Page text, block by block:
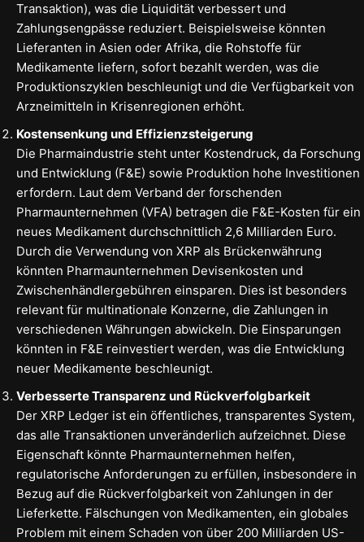
Transaktion), was die Liquidität verbessert und
Zahlungsengpässe reduziert. Beispielsweise könnten
Lieferanten in Asien oder Afrika, die Rohstoffe für
Medikamente liefern, sofort bezahlt werden, was die
Produktionszyklen beschleunigt und die Verfügbarkeit von
Arzneimitteln in Krisenregionen erhöht.
Kostensenkung und Effizienzsteigerung
Die Pharmaindustrie steht unter Kostendruck, da Forschung
und Entwicklung (F&E) sowie Produktion hohe Investitionen
erfordern. Laut dem Verband der forschenden
Pharmaunternehmen (VFA) betragen die F&E-Kosten für ein
neues Medikament durchschnittlich 2,6 Milliarden Euro.
Durch die Verwendung von XRP als Brückenwährung
könnten Pharmaunternehmen Devisenkosten und
Zwischenhändlergebühren einsparen. Dies ist besonders
relevant für multinationale Konzerne, die Zahlungen in
verschiedenen Währungen abwickeln. Die Einsparungen
könnten in F&E reinvestiert werden, was die Entwicklung
neuer Medikamente beschleunigt.
Verbesserte Transparenz und Rückverfolgbarkeit
Der XRP Ledger ist ein öffentliches, transparentes System,
das alle Transaktionen unveränderlich aufzeichnet. Diese
Eigenschaft könnte Pharmaunternehmen helfen,
regulatorische Anforderungen zu erfüllen, insbesondere in
Bezug auf die Rückverfolgbarkeit von Zahlungen in der
Lieferkette. Fälschungen von Medikamenten, ein globales
Problem mit einem Schaden von über 200 Milliarden US-